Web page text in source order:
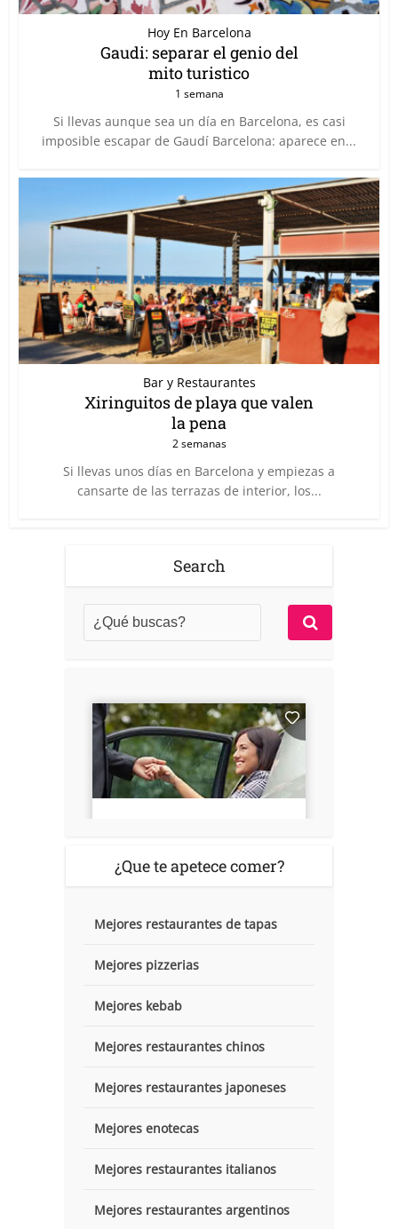
Hoy En Barcelona
Gaudi: separar el genio del
mito turistico
1 semana
Si llevas aunque sea un día en Barcelona, es casi
imposible escapar de Gaudí Barcelona: aparece en...
Bar y Restaurantes
Xiringuitos de playa que valen
la pena
2 semanas
Si llevas unos días en Barcelona y empiezas a
cansarte de las terrazas de interior, los...
Search
¿Que te apetece comer?
Mejores restaurantes de tapas
Mejores pizzerias
Mejores kebab
Mejores restaurantes chinos
Mejores restaurantes japoneses
Mejores enotecas
Mejores restaurantes italianos
Mejores restaurantes argentinos